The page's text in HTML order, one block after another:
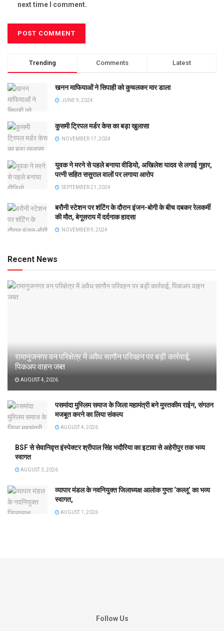
next time I comment.
Trending Comments Latest
खनन माफियाओं ने सिपाही को कुचलकर मार डाला
JUNE 9, 2024
कुसमी ट्रिपल मर्डर केस का बड़ा खुलासा
NOVEMBER 17, 2024
युवक ने मरने से पहले बनाया वीडियो, अखिलेश यादव से लगाई गुहार,
पत्नी सहित ससुराल वालों पर लगाया आरोप
SEPTEMBER 21, 2024
बरौनी स्टेशन पर शंटिंग के दौरान इंजन-बोगी के बीच दबकर रेलकर्मी
की मौत, बेगूसराय में दर्दनाक हादसा
NOVEMBER 9, 2024
Recent News
रामानुजनगर वन परिक्षेत्र में अवैध सागौन परिवहन पर बड़ी कार्रवाई,
पिकअप वाहन जब्त
AUGUST 4, 2026
पसमांदा मुस्लिम समाज के जिला महामंत्री बने मुस्तकीम राईन, संगठन
मजबूत करने का लिया संकल्प
AUGUST 4, 2026
BSF से सेवानिवृत्त इंस्पेक्टर श्रीपाल सिंह भदौरिया का इटावा से अहेरीपुर तक भव्य
स्वागत
AUGUST 3, 2026
व्यापार मंडल के नवनियुक्त जिलाध्यक्ष आलोक गुप्ता ‘कल्लू’ का भव्य
स्वागत,
AUGUST 1, 2026
Follow Us